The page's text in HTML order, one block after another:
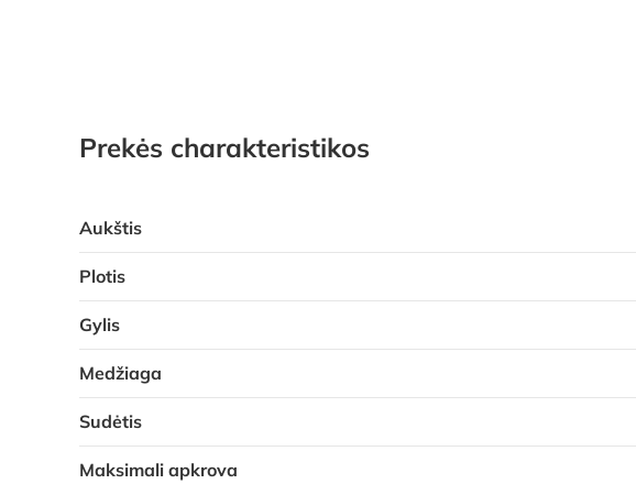
Prekės charakteristikos
Aukštis
Plotis
Gylis
Medžiaga
Sudėtis
Maksimali apkrova